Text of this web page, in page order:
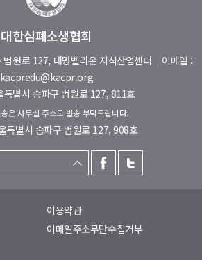
대한심폐소생협회
원로 127, 대명벨리온 지식산업센터 이메일 :
kacpredu@kacpr.org
특별시 송파구 법원로 127, 811호
은 사무실 주소로 발송 부탁드립니다.
특별시 송파구 법원로 127, 908호
이용약관
이메일주소무단수집거부